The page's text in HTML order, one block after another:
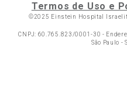
Termos de Uso e
©2025 Einstein Hospital
CNPJ: 60.765.823/0001-30 -
São Paulo -